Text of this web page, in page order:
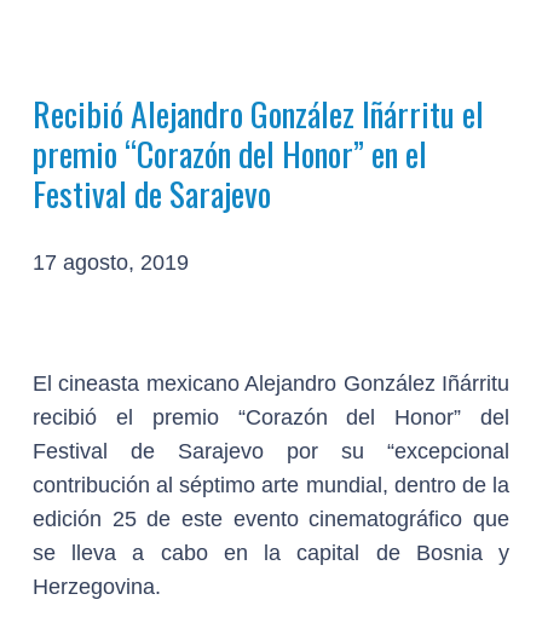
Recibió Alejandro González Iñárritu el
premio “Corazón del Honor” en el
Festival de Sarajevo
17 agosto, 2019
El cineasta mexicano Alejandro González Iñárritu
recibió el premio “Corazón del Honor” del
Festival de Sarajevo por su “excepcional
contribución al séptimo arte mundial, dentro de la
edición 25 de este evento cinematográfico que
se lleva a cabo en la capital de Bosnia y
Herzegovina.